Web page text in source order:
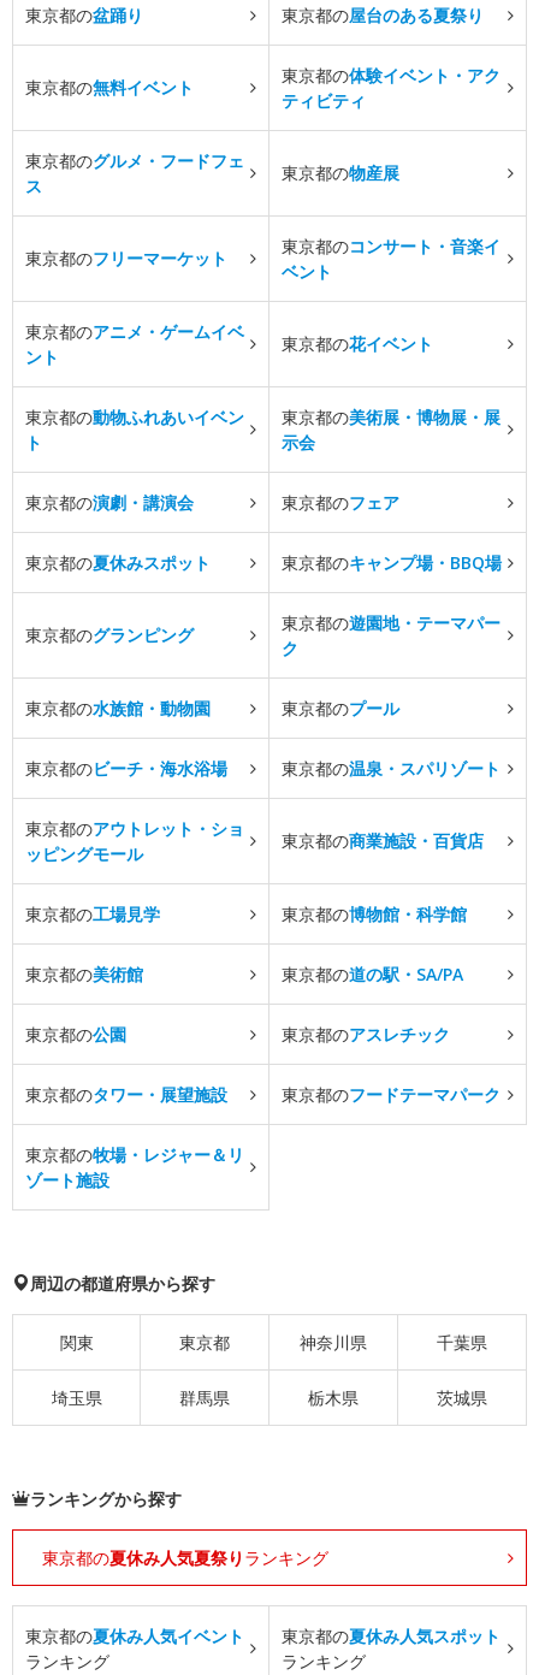
東京都の盆踊り 東京都の屋台のある夏祭り
東京都の無料イベント
東京都の体験イベント・アク
ティビティ
東京都のグルメ・フードフェ
ス
東京都の物産展
東京都のフリーマーケット
東京都のコンサート・音楽イ
ベント
東京都のアニメ・ゲームイベ
ント
東京都の花イベント
東京都の動物ふれあいイベン
ト
東京都の美術展・博物展・展
示会
東京都の演劇・講演会 東京都のフェア
東京都の夏休みスポット 東京都のキャンプ場・BBQ場
東京都のグランピング
東京都の遊園地・テーマパー
ク
東京都の水族館・動物園 東京都のプール
東京都のビーチ・海水浴場 東京都の温泉・スパリゾート
東京都のアウトレット・ショ
ッピングモール
東京都の商業施設・百貨店
東京都の工場見学 東京都の博物館・科学館
東京都の美術館 東京都の道の駅・SA/PA
東京都の公園 東京都のアスレチック
東京都のタワー・展望施設 東京都のフードテーマパーク
東京都の牧場・レジャー＆リ
ゾート施設
周辺の都道府県から探す
関東 東京都 神奈川県 千葉県
埼玉県 群馬県 栃木県 茨城県
ランキングから探す
東京都の夏休み人気夏祭り ランキング
東京都の夏休み人気イベント
ランキング
東京都の夏休み人気スポット
ランキング